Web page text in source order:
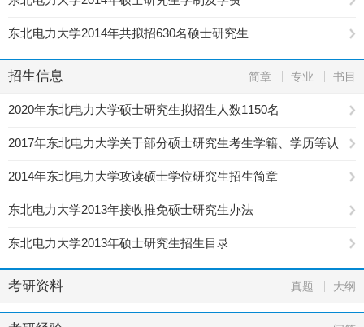
东北电力大学2014年共拟招630名硕士研究生
招生信息 简章 专业 书目
2020年东北电力大学硕士研究生拟招生人数1150名
2017年东北电力大学关于部分硕士研究生考生学籍、学历等认
证的通知
2014年东北电力大学攻读硕士学位研究生招生简章
东北电力大学2013年接收推免硕士研究生办法
东北电力大学2013年硕士研究生招生目录
考研资料 真题 大纲